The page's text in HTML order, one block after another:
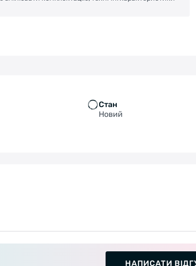
Стан
Новий
НАПИСАТИ